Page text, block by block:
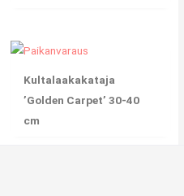
Kultalaakakataja
’Golden Carpet’ 30-40
cm